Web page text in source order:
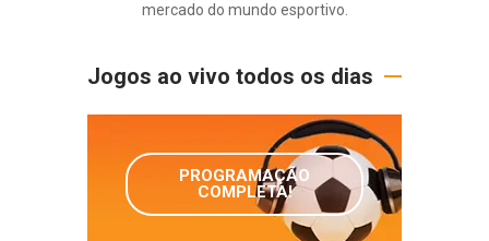
mercado do mundo esportivo.
Jogos ao vivo todos os dias
PROGRAMAÇÃO
COMPLETA!